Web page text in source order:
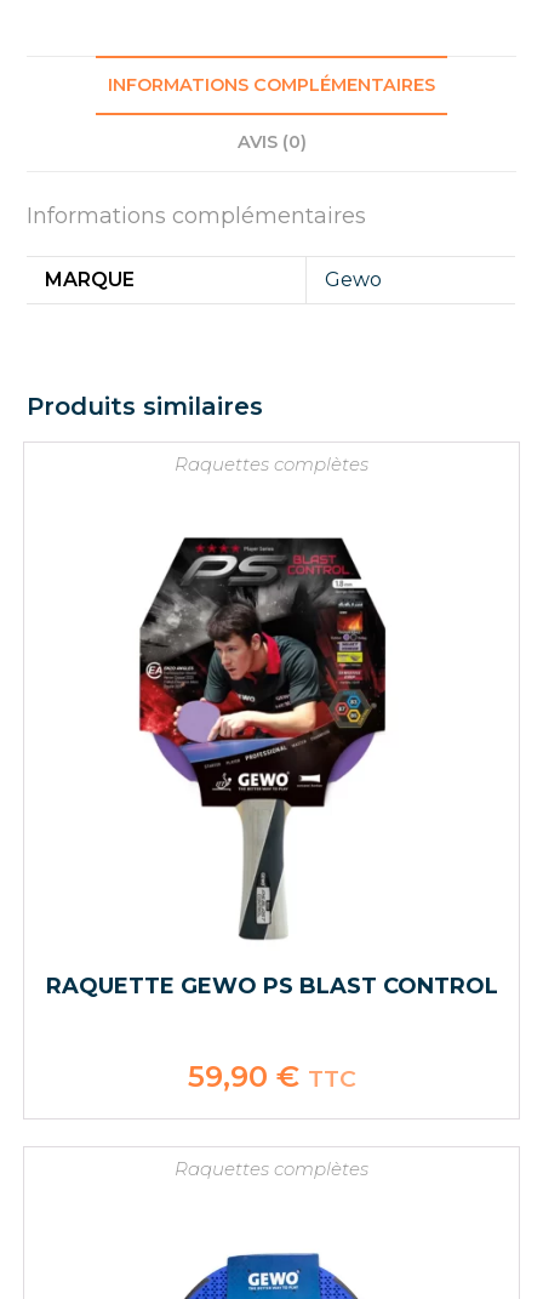
INFORMATIONS COMPLÉMENTAIRES
AVIS (0)
Informations complémentaires
MARQUE Gewo
Produits similaires
Raquettes complètes
RAQUETTE GEWO PS BLAST CONTROL
59,90 € TTC
Raquettes complètes